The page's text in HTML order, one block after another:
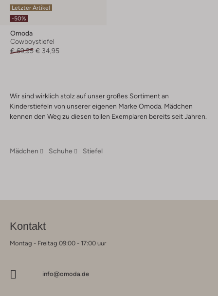
Letzter Artikel
-50%
Omoda
Cowboystiefel
€ 69,95 € 34,95
Wir sind wirklich stolz auf unser großes Sortiment an
Kinderstiefeln von unserer eigenen Marke Omoda. Mädchen
kennen den Weg zu diesen tollen Exemplaren bereits seit Jahren.
Mädchen Schuhe Stiefel
Kontakt
Montag - Freitag 09:00 - 17:00 uur
info@omoda.de